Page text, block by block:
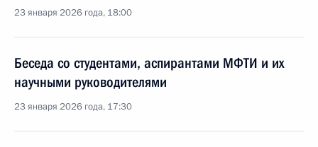
23 января 2026 года, 18:00
Беседа со студентами, аспирантами МФТИ и их
научными руководителями
23 января 2026 года, 17:30